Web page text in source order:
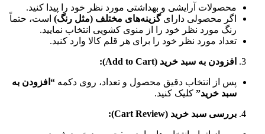
محصولات آرایشی و بهداشتی مورد نظر خود را پیدا کنید.
اگر محصولی دارایگزینه‌های مختلف (مثل رنگ) است، حتماً
رنگ مورد نظر خود را از منوی کشویی انتخاب نمایید.
تعداد مورد نظر خود را برای هر قلم کالا وارد کنید.
افزودن به سبد خرید (Add to Cart):
پس از انتخاب دقیق محصول و تعداد، روی دکمه “افزودن به
سبد خرید” کلیک کنید.
بررسی سبد خرید (Cart Review):